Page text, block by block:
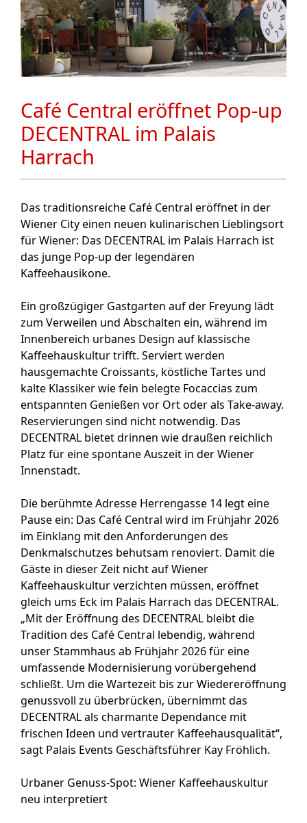
Café Central eröffnet Pop-up
DECENTRAL im Palais
Harrach
Das traditionsreiche Café Central eröffnet in der
Wiener City einen neuen kulinarischen Lieblingsort
für Wiener: Das DECENTRAL im Palais Harrach ist
das junge Pop-up der legendären
Kaffeehausikone.
Ein großzügiger Gastgarten auf der Freyung lädt
zum Verweilen und Abschalten ein, während im
Innenbereich urbanes Design auf klassische
Kaffeehauskultur trifft. Serviert werden
hausgemachte Croissants, köstliche Tartes und
kalte Klassiker wie fein belegte Focaccias zum
entspannten Genießen vor Ort oder als Take-away.
Reservierungen sind nicht notwendig. Das
DECENTRAL bietet drinnen wie draußen reichlich
Platz für eine spontane Auszeit in der Wiener
Innenstadt.
Die berühmte Adresse Herrengasse 14 legt eine
Pause ein: Das Café Central wird im Frühjahr 2026
im Einklang mit den Anforderungen des
Denkmalschutzes behutsam renoviert. Damit die
Gäste in dieser Zeit nicht auf Wiener
Kaffeehauskultur verzichten müssen, eröffnet
gleich ums Eck im Palais Harrach das DECENTRAL.
„Mit der Eröffnung des DECENTRAL bleibt die
Tradition des Café Central lebendig, während
unser Stammhaus ab Frühjahr 2026 für eine
umfassende Modernisierung vorübergehend
schließt. Um die Wartezeit bis zur Wiedereröffnung
genussvoll zu überbrücken, übernimmt das
DECENTRAL als charmante Dependance mit
frischen Ideen und vertrauter Kaffeehausqualität“,
sagt Palais Events Geschäftsführer Kay Fröhlich.
Urbaner Genuss-Spot: Wiener Kaffeehauskultur
neu interpretiert